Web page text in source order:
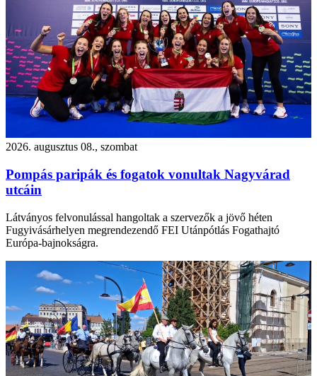
2026. augusztus 08., szombat
Pompás paripák és fogatok vonultak Nagyvárad
utcáin
Látványos felvonulással hangoltak a szervezők a jövő héten
Fugyivásárhelyen megrendezendő FEI Utánpótlás Fogathajtó
Európa-bajnokságra.